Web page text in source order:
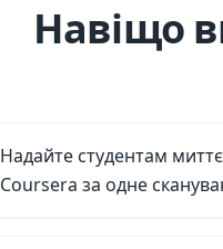
Навіщо
Надайте студентам
Coursera за одне